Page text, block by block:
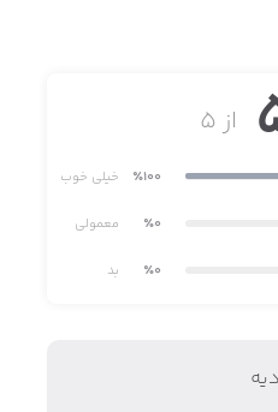
را در حوزه پرداخت عوارض
پِی‌پاد تجربه کنند.
از ۵
٪100 خیلی خوب
٪0 معمولی
٪0 بد